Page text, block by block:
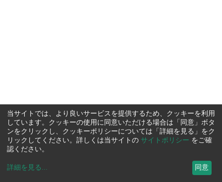
当サイトでは、より良いサービスを提供するため、クッキーを利用
しています。クッキーの使用に同意いただける場合は「同意」ボタ
ンをクリックし、クッキーポリシーについては「詳細を見る」をク
リックしてください。詳しくは当サイトの サイトポリシー をご確
認ください。
詳細を見る ... 同意